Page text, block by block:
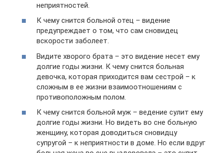
неприятностей.
К чему снится больной отец – видение
предупреждает о том, что сам сновидец
вскорости заболеет.
Видите хворого брата – это видение несет ему
долгие годы жизни. К чему снится больная
девочка, которая приходится вам сестрой – к
сложным в ее жизни взаимоотношениям с
противоположным полом.
К чему снится больной муж – ведение сулит ему
долгие годы жизни. Но видеть во сне больную
женщину, которая доводиться сновидцу
супругой – к неприятности в доме. Но если вдруг